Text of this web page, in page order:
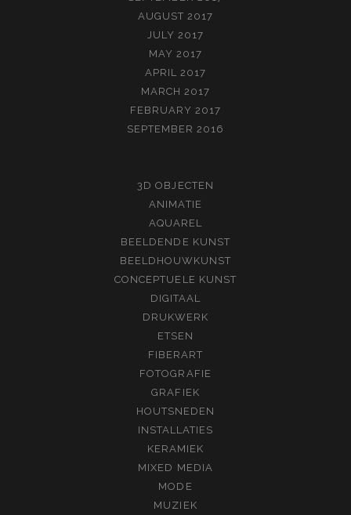
AUGUST 2017
JULY 2017
MAY 2017
APRIL 2017
MARCH 2017
FEBRUARY 2017
SEPTEMBER 2016
3D OBJECTEN
ANIMATIE
AQUAREL
BEELDENDE KUNST
BEELDHOUWKUNST
CONCEPTUELE KUNST
DIGITAAL
DRUKWERK
ETSEN
FIBERART
FOTOGRAFIE
GRAFIEK
HOUTSNEDEN
INSTALLATIES
KERAMIEK
MIXED MEDIA
MODE
MUZIEK